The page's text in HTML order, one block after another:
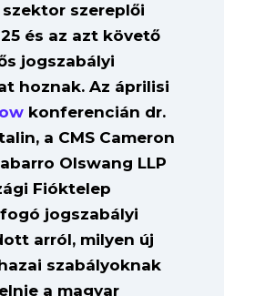
szereplői
és az azt követő
jogszabályi
hoznak. Az áprilisi
konferencián dr.
a CMS Cameron
Olswang LLP
Fióktelep
jogszabályi
arról, milyen új
szabályoknak
a magyar